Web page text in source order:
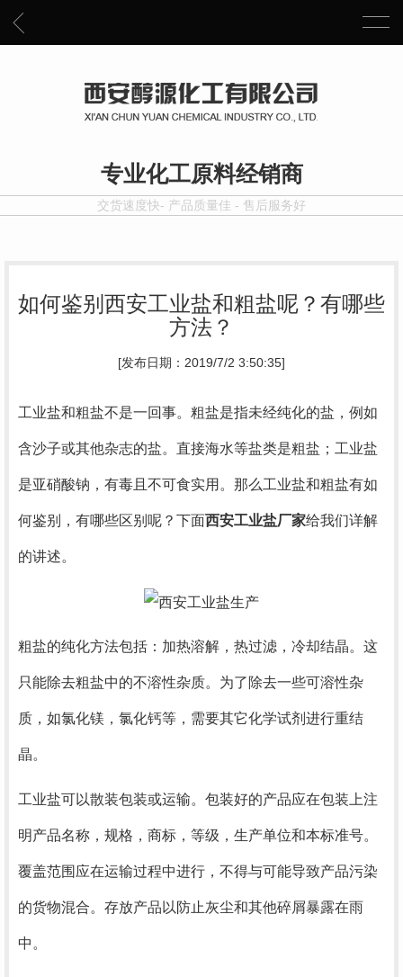
专业化工原料经销商
交货速度快- 产品质量佳 - 售后服务好
如何鉴别西安工业盐和粗盐呢？有哪些
方法？
[发布日期：2019/7/2 3:50:35]
工业盐和粗盐不是一回事。粗盐是指未经纯化的盐，例如
含沙子或其他杂志的盐。直接海水等盐类是粗盐；工业盐
是亚硝酸钠，有毒且不可食实用。那么工业盐和粗盐有如
何鉴别，有哪些区别呢？下面西安工业盐厂家给我们详解
的讲述。
粗盐的纯化方法包括：加热溶解，热过滤，冷却结晶。这
只能除去粗盐中的不溶性杂质。为了除去一些可溶性杂
质，如氯化镁，氯化钙等，需要其它化学试剂进行重结
晶。
工业盐可以散装包装或运输。包装好的产品应在包装上注
明产品名称，规格，商标，等级，生产单位和本标准号。
覆盖范围应在运输过程中进行，不得与可能导致产品污染
的货物混合。存放产品以防止灰尘和其他碎屑暴露在雨
中。